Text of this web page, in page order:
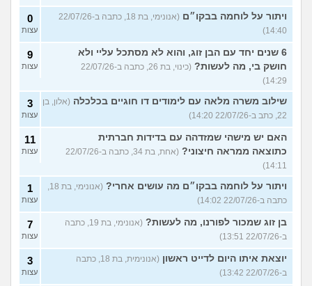
ויתור על לוחמה בבקו״ם
(אנונימי, בת 18, כתבה ב-22/07/26
14:40)
0
עצות
6 שנים יחד עם הבן זוג, והוא לא מסתכל עליי ולא
חושק בי, מה לעשות?
(כינוי, בת 26, כתבה ב-22/07/26
14:29)
9
עצות
שילוב משרה מלאה עם לימודים דו חוגיים בכלכלה (אלון, בן
22, כתב ב-22/07/26 14:20)
3
עצות
האם יש מישהי שמזדהה עם בדידות חברתית
כתוצאה ממראה חיצוני?
(אחת, בת 34, כתבה ב-22/07/26
14:11)
11
עצות
ויתור על לוחמה בבקו״ם מה עושים אחרי?
כתבה ב-22/07/26 14:02)
1
עצות
בן זוג שמכור לפורנו, מה לעשות?
(אנונימי, בת 19, כתבה
ב-22/07/26 13:51)
7
עצות
יוצאת איתו היום לדייט ראשון
(אנונימית, בת 18, כתבה
ב-22/07/26 13:42)
3
עצות